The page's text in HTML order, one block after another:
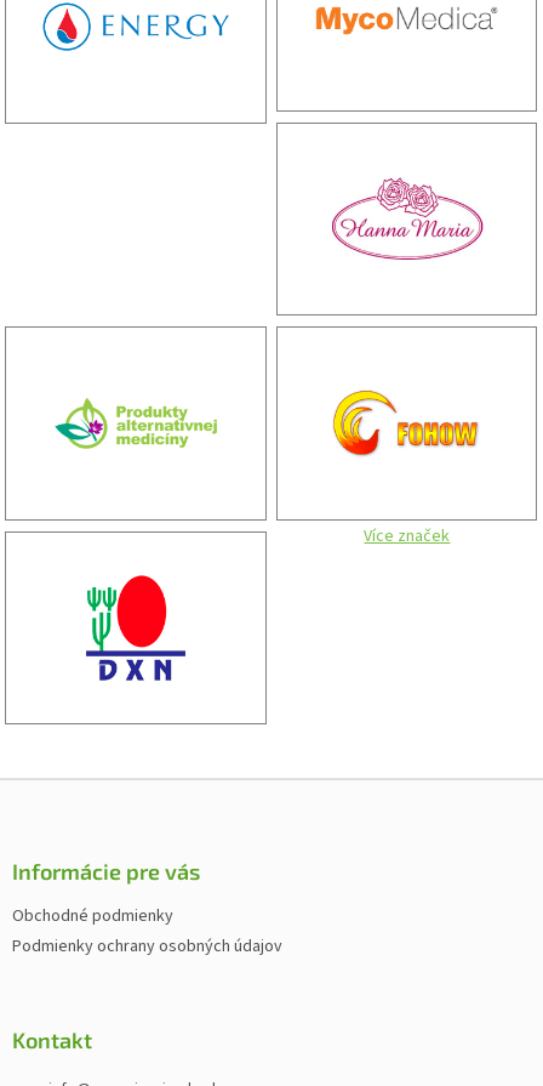
Více značek
Z
Informácie pre vás
Obchodné podmienky
Podmienky ochrany osobných údajov
Kontakt